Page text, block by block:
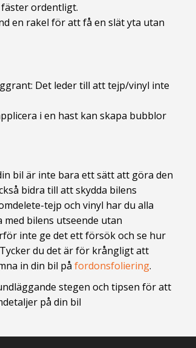
ordentligt.
en rakel för att få en slät yta utan
Det leder till att tejp/vinyl inte
i en hast kan skapa bubblor
bil är inte bara ett sätt att göra den
bidra till att skydda bilens
tejp och vinyl har du alla
bilens utseende utan
inte ge det ett försök och se hur
du det är för krångligt att
in din bil påfordonsfoliering.
stegen och tipsen för att
på din bil